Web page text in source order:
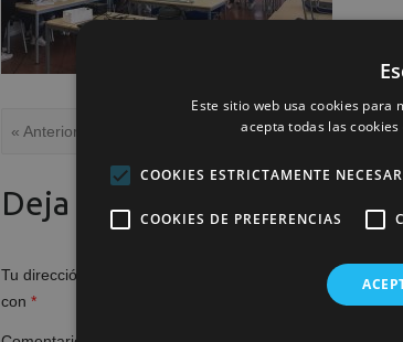
« Anterior
Deja una respuesta
Tu dirección de correo electrónico no será publicada.
con*
Este sitio web usa cookies
acepta todas las
COOKIES ESTRICTAMENTE
COOKIES DE PREFERENCIAS